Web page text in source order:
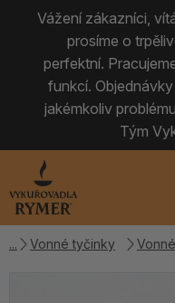
Vážení zákazníci,
prosíme o
perfektní.
funkcí.
jakémkoliv
Tým
Vonné tyčinky